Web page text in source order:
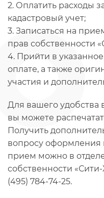
2. Оплатить расходы
кадастровый учет;
3. Записаться на
прав собственности
4. Прийти в
оплате, а также
участия и
Для вашего удобства
вы можете
Получить
вопросу оформления
прием можно в
собственности
(495) 784-74-25.